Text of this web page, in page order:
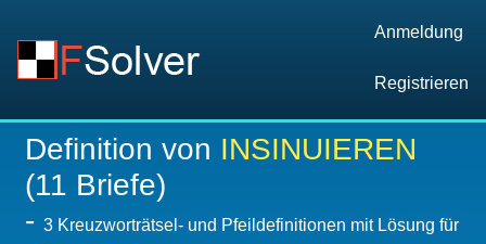
Anmeldung
Registrieren
Definition von INSINUIEREN
(11 Briefe)
- 3 Kreuzworträtsel- und Pfeildefinitionen mit Lösung für